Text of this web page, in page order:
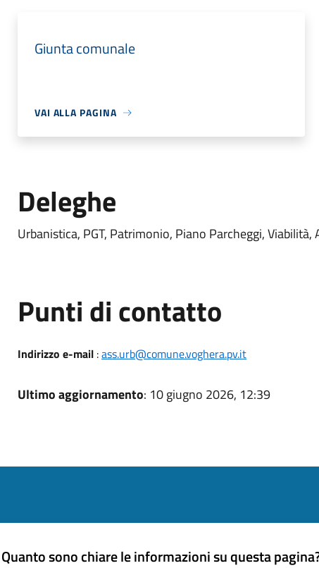
Giunta comunale
VAI ALLA PAGINA
Deleghe
Urbanistica, PGT, Patrimonio, Piano Parcheggi,
Punti di contatto
Indirizzo e-mail :ass.urb@comune.voghera.pv.it
Ultimo aggiornamento: 10 giugno 2026, 12:39
Quanto sono chiare le informazioni su questa